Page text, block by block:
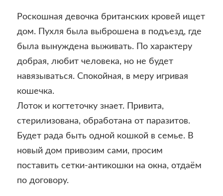
Роскошная девочка британских кровей ищет
дом. Пухля была выброшена в подъезд, где
была вынуждена выживать. По характеру
добрая, любит человека, но не будет
навязываться. Спокойная, в меру игривая
кошечка.
Лоток и когтеточку знает. Привита,
стерилизована, обработана от паразитов.
Будет рада быть одной кошкой в семье. В
новый дом привозим сами, просим
поставить сетки-антикошки на окна, отдаём
по договору.